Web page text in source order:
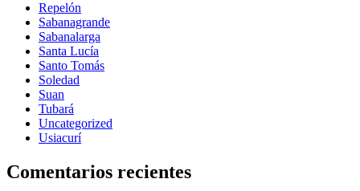
Repelón
Sabanagrande
Sabanalarga
Santa Lucía
Santo Tomás
Soledad
Suan
Tubará
Uncategorized
Usiacurí
Comentarios recientes